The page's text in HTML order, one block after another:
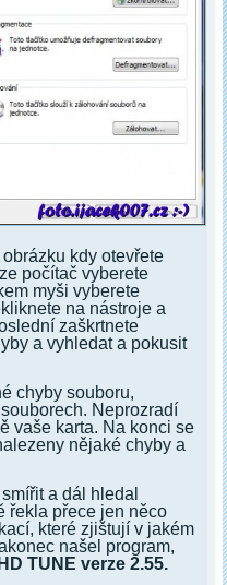
kdy otevřete
počítač vyberete
myši vyberete
na nástroje a
zaškrtnete
a vyhledat a pokusit
chyby souboru,
Neprozradí
vaše karta. Na konci se
nějaké chyby a
a dál hledal
řekla přece jen něco
které zjištují v jakém
našel program,
HD TUNE verze 2.55.